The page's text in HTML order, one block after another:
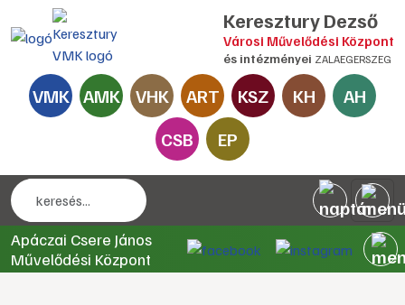
Keresztury Dezső
Városi Művelődési Központ
és intézményei ZALAEGERSZEG
VMK AMK VHK ART KSZ KH
AH
CSB
EP
Apáczai Csere János
Művelődési Központ